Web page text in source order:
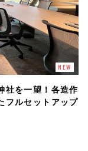
NEW
社を一望！各造作
フルセットアップ